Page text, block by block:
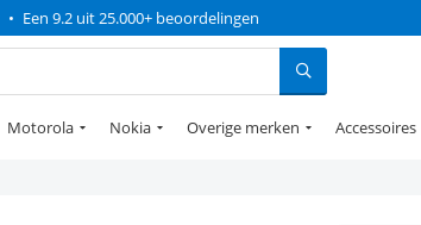
• Een 9.2 uit 25.000+ beoordelingen
Motorola Nokia Overige merken Accessoires